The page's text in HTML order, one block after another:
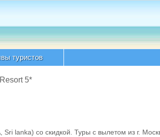
туристов
5*
lanka) со скидкой. Туры с вылетом из г.